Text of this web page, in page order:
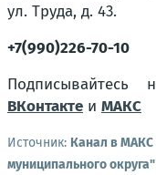
ул. Труда, д. 43.
+7(990)226-70-10
ВКонтакте и МАКС
Источник: Канал в МАКС
муниципального округа"